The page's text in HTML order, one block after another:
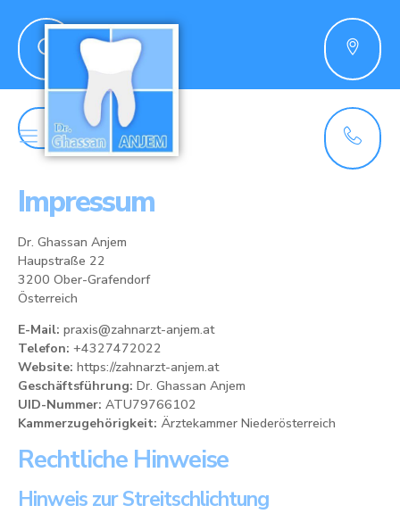
Impressum
Dr. Ghassan Anjem
Haupstraße 22
3200 Ober-Grafendorf
Österreich
E-Mail: praxis@zahnarzt-anjem.at
Telefon: +4327472022
Website: https://zahnarzt-anjem.at
Geschäftsführung: Dr. Ghassan Anjem
UID-Nummer: ATU79766102
Kammerzugehörigkeit: Ärztekammer Niederösterreich
Rechtliche Hinweise
Hinweis zur Streitschlichtung